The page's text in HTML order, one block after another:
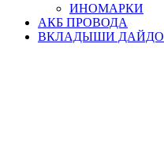
ИНОМАРКИ
АКБ ПРОВОДА
ВКЛАДЫШИ ДАЙДО